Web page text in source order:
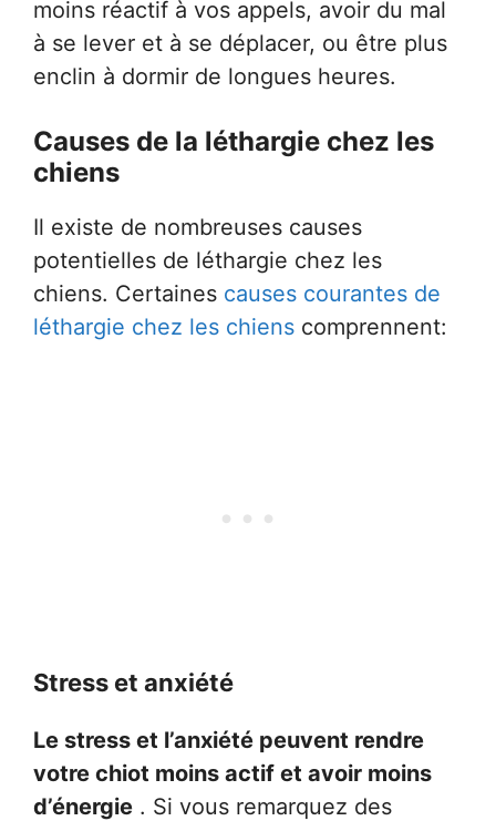
moins réactif à vos appels, avoir du mal
à se lever et à se déplacer, ou être plus
enclin à dormir de longues heures.
Causes de la léthargie chez les
chiens
Il existe de nombreuses causes
potentielles de léthargie chez les
chiens. Certaines causes courantes de
léthargie chez les chiens comprennent:
Stress et anxiété
Le stress et l’anxiété peuvent rendre
votre chiot moins actif et avoir moins
d’énergie . Si vous remarquez des